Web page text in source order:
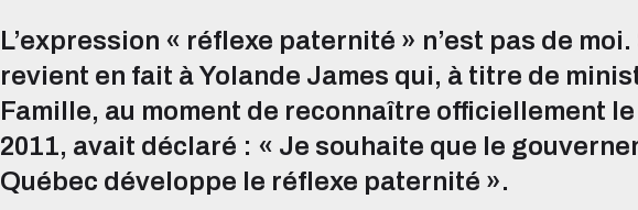
L’expression « réflexe paternité » n’est pas de
revient en fait à Yolande James qui, à titre de
Famille, au moment de reconnaître officiellement le
2011, avait déclaré : « Je souhaite que le
Québec développe le réflexe paternité ».